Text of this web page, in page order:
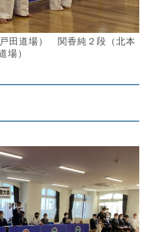
田道場） 関香純２段（北本
場）